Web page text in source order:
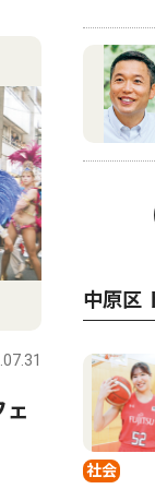
4
文化
中原区
市民館
日 打
中原区
社会